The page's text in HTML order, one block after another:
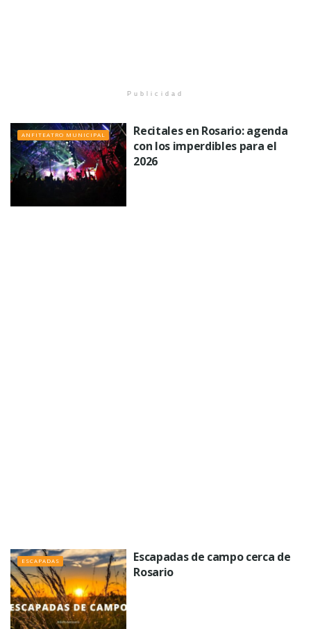
Publicidad
ANFITEATRO MUNICIPAL
Recitales en Rosario: agenda
con los imperdibles para el
2026
ESCAPADAS
Escapadas de campo cerca de
Rosario